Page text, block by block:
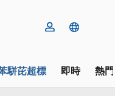
駢芘超標 即時 熱